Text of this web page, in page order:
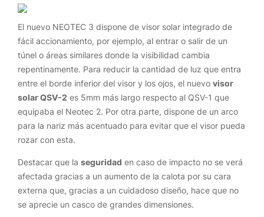
El nuevo NEOTEC 3 dispone de visor solar integrado de
fácil accionamiento, por ejemplo, al entrar o salir de un
túnel o áreas similares donde la visibilidad cambia
repentinamente. Para reducir la cantidad de luz que entra
entre el borde inferior del visor y los ojos, el nuevo visor
solar QSV-2 es 5mm más largo respecto al QSV-1 que
equipaba el Neotec 2. Por otra parte, dispone de un arco
para la nariz más acentuado para evitar que el visor pueda
rozar con esta.
Destacar que la seguridad en caso de impacto no se verá
afectada gracias a un aumento de la calota por su cara
externa que, gracias a un cuidadoso diseño, hace que no
se aprecie un casco de grandes dimensiones.